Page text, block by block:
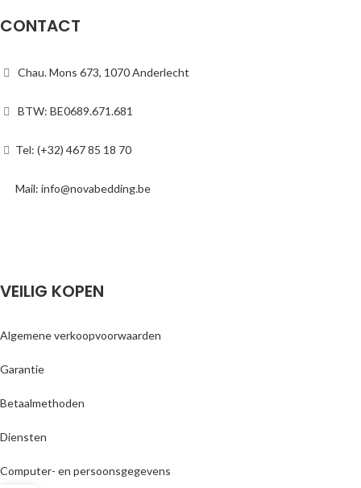
CONTACT
Chau. Mons 673, 1070 Anderlecht
BTW: BE0689.671.681
Tel: (+32) 467 85 18 70
Mail: info@novabedding.be
VEILIG KOPEN
Algemene verkoopvoorwaarden
Garantie
Betaalmethoden
Diensten
Computer- en persoonsgegevens